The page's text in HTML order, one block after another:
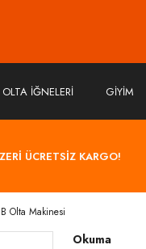
OLTA İĞNELERİ GİYİM
ÜCRETSİZ KARGO!
Olta Makinesi
Okuma